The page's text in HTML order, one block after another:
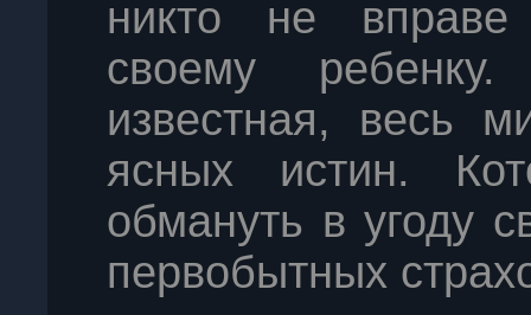
никто не
своему
известная, весь
ясных истин.
обмануть в угоду
первобытных